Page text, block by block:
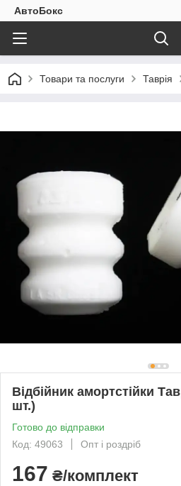
АвтоБокс
Товари та послуги Таврія
Відбійник амортстійки
шт.)
Готово до відправки
Код: 49063
Опт і роздріб
167 ₴/комплект